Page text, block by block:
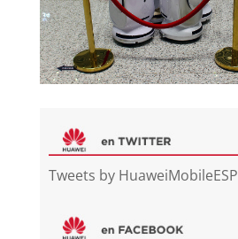
Tweets by HuaweiMobileESP